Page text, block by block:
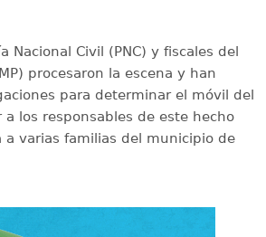
Nacional Civil (PNC) y fiscales del
procesaron la escena y han
para determinar el móvil del
los responsables de este hecho
varias familias del municipio de